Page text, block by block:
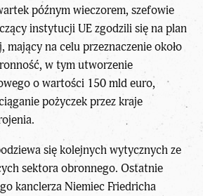
późnym wieczorem, szefowie
instytucji UE zgodzili się na plan
mający na celu przeznaczenie około
w tym utworzenie
o wartości 150 mld euro,
pożyczek przez kraje
się kolejnych wytycznych ze
sektora obronnego. Ostatnie
kanclerza Niemiec Friedricha